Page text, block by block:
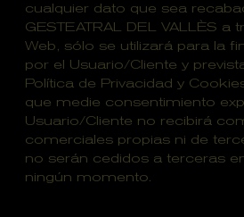
cualquier dato que sea
GESTEATRAL DEL VALLÈS a
Web, sólo se utilizará para la
por el Usuario/Cliente y
Política de Privacidad y
que medie consentimiento
Usuario/Cliente no recibirá
comerciales propias ni de
no serán cedidos a terceras
ningún momento.